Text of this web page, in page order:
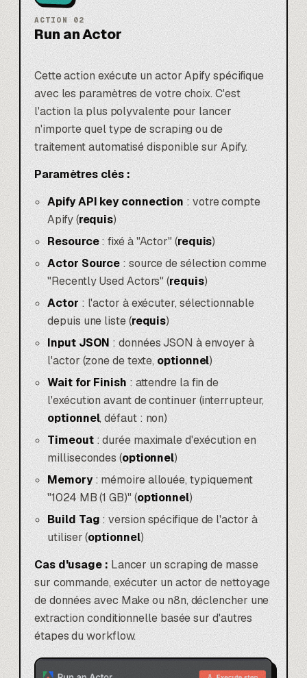
ACTION 02
Run an Actor
Cette action exécute un actor Apify spécifique
avec les paramètres de votre choix. C'est
l'action la plus polyvalente pour lancer
n'importe quel type de scraping ou de
traitement automatisé disponible sur Apify.
Paramètres clés :
Apify API key connection : votre compte
Apify (requis)
Resource: fixé à "Actor" (requis)
Actor Source: source de sélection comme
"Recently Used Actors" (requis)
Actor : l'actor à exécuter, sélectionnable
depuis une liste (requis)
Input JSON: données JSON à envoyer à
l'actor (zone de texte,optionnel)
Wait for Finish: attendre la fin de
l'exécution avant de continuer (interrupteur,
optionnel, défaut : non)
Timeout: durée maximale d'exécution en
millisecondes (optionnel)
Memory: mémoire allouée, typiquement
"1024 MB (1 GB)" (optionnel)
Build Tag : version spécifique de l'actor à
utiliser (optionnel)
Cas d'usage : Lancer un scraping de masse
sur commande, exécuter un actor de nettoyage
de données avec Make ou n8n, déclencher une
extraction conditionnelle basée sur d'autres
étapes du workflow.